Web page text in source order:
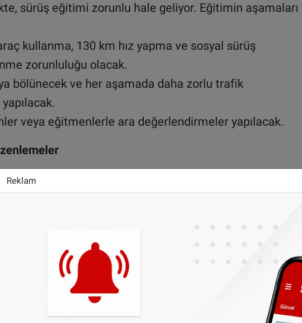
sürüş eğitimi zorunlu hale geliyor. Eğitimin aşamaları
kullanma, 130 km hız yapma ve sosyal sürüş
zorunluluğu olacak.
bölünecek ve her aşamada daha zorlu trafik
veya eğitmenlerle ara değerlendirmeler yapılacak.
bir teori ve pratik sınavlarına girecekler.
eğitmenlerin yetkisi iptal edilecek.
yakalanan başarı oranın yüzde 52 olduğunu ve bu
belirtiyor. Yeni düzenlemelerle birlikte eğitim
daha fazla kişinin ilk seferde sınavı geçmesi
gerekmeyeceği için de uzun vadede maliyetlerin
Reklam